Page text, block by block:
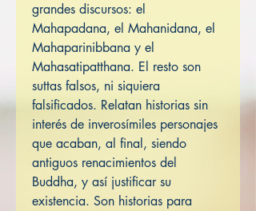
grandes discursos: el
Mahapadana, el Mahanidana, el
Mahaparinibbana y el
Mahasatipatthana. El resto son
suttas falsos, ni siquiera
falsificados. Relatan historias sin
interés de inverosímiles personajes
que acaban, al final, siendo
antiguos renacimientos del
Buddha, y así justificar su
existencia. Son historias para